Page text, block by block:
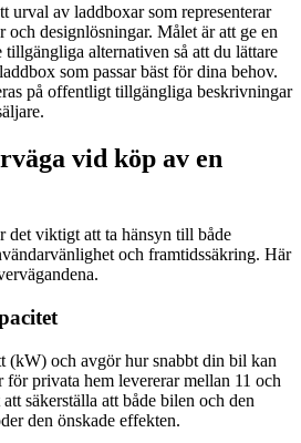
urval av laddboxar som representerar
designlösningar. Målet är att ge en
alternativen så att du lättare
som passar bäst för dina behov.
på offentligt tillgängliga beskrivningar
vid köp av en
det viktigt att ta hänsyn till både
och framtidssäkring. Här
(kW) och avgör hur snabbt din bil kan
för privata hem levererar mellan 11 och
säkerställa att både bilen och den
den önskade effekten.